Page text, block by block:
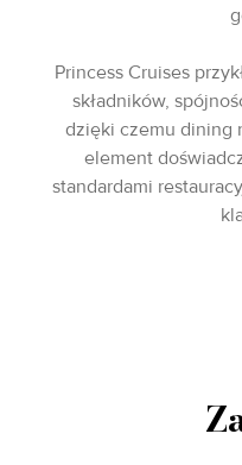
Princess Cruises
składników,
dzięki czemu dining
element
standardami